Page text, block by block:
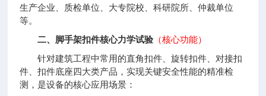
生产企业、质检单位、大专院校、科研院所、仲裁单位
等。
二、脚手架扣件核心力学试验（核心功能）
针对建筑工程中常用的直角扣件、旋转扣件、对接扣
件、扣件底座四大类产品，实现关键安全性能的精准检
测，是设备的核心应用场景：